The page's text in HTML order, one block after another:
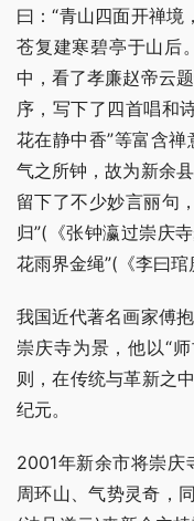
曰：“青山四面开禅境
苍复建寒碧亭于山后
中，看了孝廉赵帝云
序，写下了四首唱和
花在静中香”等富含
气之所钟，故为新余
留下了不少妙言丽句
归”(《张钟瀛过崇庆
花雨界金绳”(《李曰琯
我国近代著名画家傅
崇庆寺为景，他以“
则，在传统与革新之
纪元。
2001年新余市将崇庆
周环山、气势灵奇，